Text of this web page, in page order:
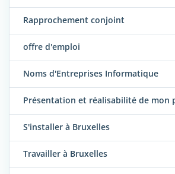
Rapprochement conjoint
offre d'emploi
Noms d'Entreprises Informatique
Présentation et réalisabilité de mon
S'installer à Bruxelles
Travailler à Bruxelles